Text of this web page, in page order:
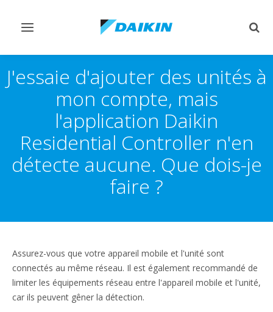
Afficher/masquer
J'essaie d'ajouter des unités à
mon compte, mais
l'application Daikin
Residential Controller n'en
détecte aucune. Que dois-je
faire ?
Assurez-vous que votre appareil mobile et l'unité sont
connectés au même réseau. Il est également recommandé de
limiter les équipements réseau entre l'appareil mobile et l'unité,
car ils peuvent gêner la détection.